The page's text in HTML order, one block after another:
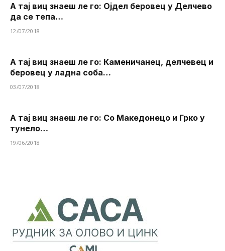
А тај виц знаеш ле го: Ојдел беровец у Делчево
да се тепа…
12/07/2018
А тај виц знаеш ле го: Каменичанец, делчевец и
беровец у ладна соба…
03/07/2018
А тај виц знаеш ле го: Со Македонецо и Грко у
тунело…
19/06/2018